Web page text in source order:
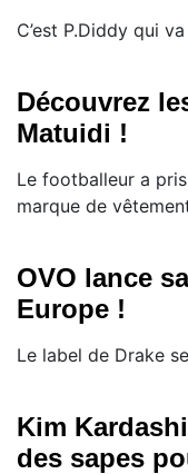
​C’est P.Diddy qui
Découvrez
Matuidi !
​Le footballeur a
marque de
OVO lance
Europe !
​Le label de Drake
Kim
des sapes